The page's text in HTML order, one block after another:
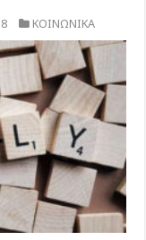
ΚΟΙΝΩΝΙΚΑ